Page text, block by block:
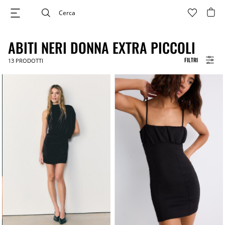
FILTRI
ABITI NERI DONNA EXTRA PICCOLI
13 PRODOTTI